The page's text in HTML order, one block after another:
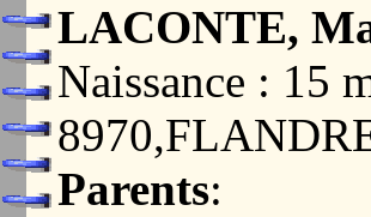
LACONTE,
Naissance : 15
Parents: